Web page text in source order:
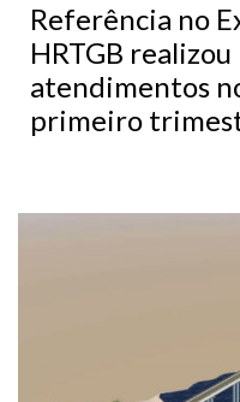
Referência no
HRTGB
atendimentos
primeiro